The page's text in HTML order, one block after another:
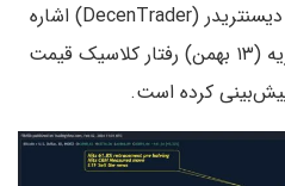
برای مثال، می‌توانیم به تحلیل دیسنتریدر (DecenTrader) اشاره
در ۲ فوریه (۱۳ بهمن) رفتار کلاسیک قیمت
کرده است.